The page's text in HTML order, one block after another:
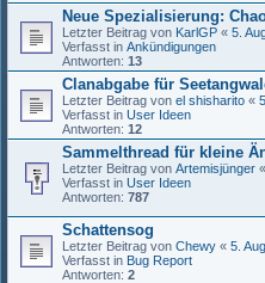
Neue Spezialisierung:
Letzter Beitrag von KarlGP « 5.
Verfasst in Ankündigungen
Antworten: 13
Clanabgabe für
Letzter Beitrag von el shisharito «
Verfasst in User Ideen
Antworten: 12
Sammelthread für kleine
Letzter Beitrag von Artemisjünger «
Verfasst in User Ideen
Antworten: 787
Schattensog
Letzter Beitrag von Chewy « 5.
Verfasst in Bug Report
Antworten: 2